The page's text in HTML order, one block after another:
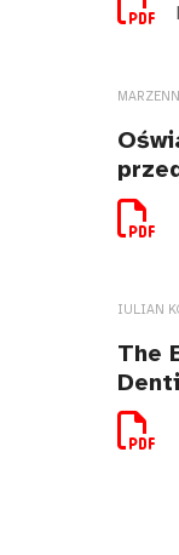
IULIAN
The